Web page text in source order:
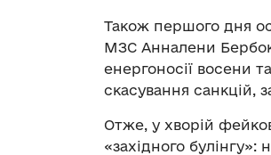
Також першого дня
МЗС Анналени Бербок
енергоносії восени
скасування санкцій,
Отже, у хворій
«західного